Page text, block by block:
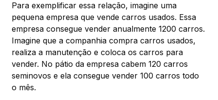
Para exemplificar essa relação, imagine uma
pequena empresa que vende carros usados. Essa
empresa consegue vender anualmente 1200 carros.
Imagine que a companhia compra carros usados,
realiza a manutenção e coloca os carros para
vender. No pátio da empresa cabem 120 carros
seminovos e ela consegue vender 100 carros todo
o mês.